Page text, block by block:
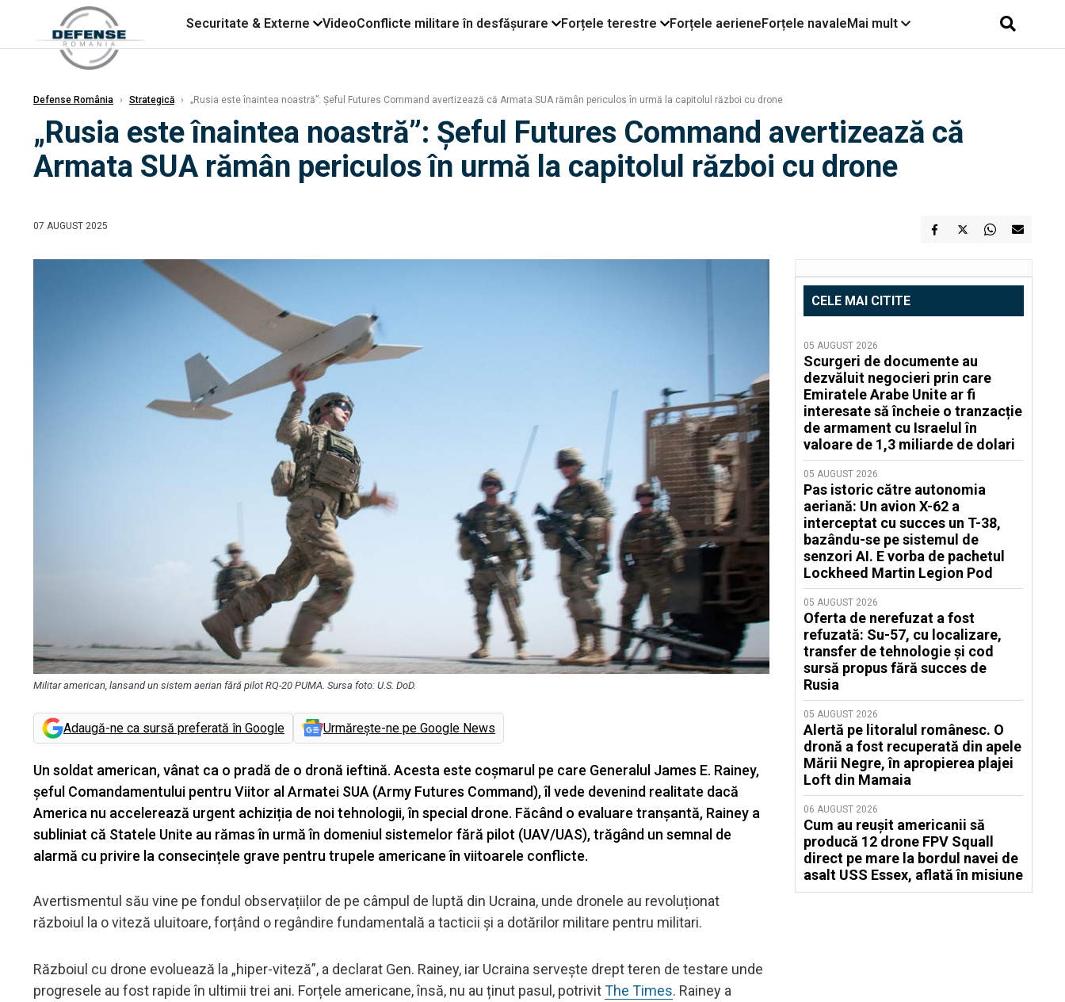
Securitate & Externe VideoConflicte militare în desfășurare Forțele terestre Forțele aerieneForțele navaleMai mult
Defense România › Strategică › „Rusia este înaintea noastră”: Șeful Futures Command avertizează că Armata SUA rămân periculos în urmă la capitolul război cu drone
„Rusia este înaintea noastră”: Șeful Futures Command avertizează că
Armata SUA rămân periculos în urmă la capitolul război cu drone
07 AUGUST 2025
Militar american, lansand un sistem aerian fără pilot RQ-20 PUMA. Sursa foto: U.S. DoD.
Adaugă-ne ca sursă preferată în Google Urmărește-ne pe Google News
Un soldat american, vânat ca o pradă de o dronă ieftină. Acesta este coșmarul pe care Generalul James E. Rainey,
șeful Comandamentului pentru Viitor al Armatei SUA (Army Futures Command), îl vede devenind realitate dacă
America nu accelerează urgent achiziția de noi tehnologii, în special drone. Făcând o evaluare tranșantă, Rainey a
subliniat că Statele Unite au rămas în urmă în domeniul sistemelor fără pilot (UAV/UAS), trăgând un semnal de
alarmă cu privire la consecințele grave pentru trupele americane în viitoarele conflicte.
Avertismentul său vine pe fondul observațiilor de pe câmpul de luptă din Ucraina, unde dronele au revoluționat
războiul la o viteză uluitoare, forțând o regândire fundamentală a tacticii și a dotărilor militare pentru militari.
Războiul cu drone evoluează la „hiper-viteză”, a declarat Gen. Rainey, iar Ucraina servește drept teren de testare unde
progresele au fost rapide în ultimii trei ani. Forțele americane, însă, nu au ținut pasul, potrivitThe Times. Rainey a
CELE MAI CITITE
05 AUGUST 2026
Scurgeri de documente au
dezvăluit negocieri prin care
Emiratele Arabe Unite ar fi
interesate să încheie o tranzacție
de armament cu Israelul în
valoare de 1,3 miliarde de dolari
05 AUGUST 2026
Pas istoric către autonomia
aeriană: Un avion X-62 a
interceptat cu succes un T-38,
bazându-se pe sistemul de
senzori AI. E vorba de pachetul
Lockheed Martin Legion Pod
05 AUGUST 2026
Oferta de nerefuzat a fost
refuzată: Su-57, cu localizare,
transfer de tehnologie și cod
sursă propus fără succes de
Rusia
05 AUGUST 2026
Alertă pe litoralul românesc. O
dronă a fost recuperată din apele
Mării Negre, în apropierea plajei
Loft din Mamaia
06 AUGUST 2026
Cum au reușit americanii să
producă 12 drone FPV Squall
direct pe mare la bordul navei de
asalt USS Essex, aflată în misiune